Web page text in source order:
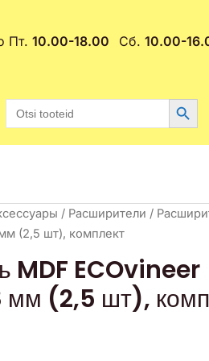
Пт. 10.00-18.00 Сб. 10.00-
Search
for:
Search Button
/ Расширители /
(2,5 шт), комплект
MDF ECOvineer
(2,5 шт),